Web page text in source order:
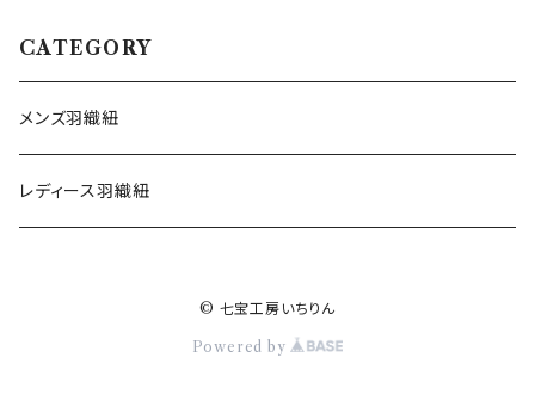
CATEGORY
メンズ羽織紐
レディース羽織紐
© 七宝工房いちりん
Powered by